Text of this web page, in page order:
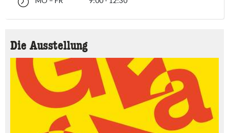
accessibility.sr-only.opening_hours
Die Ausstellung